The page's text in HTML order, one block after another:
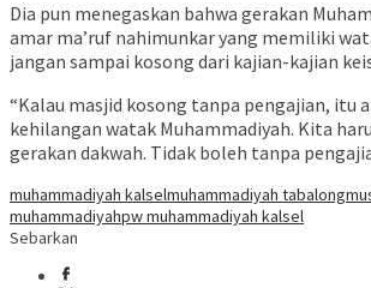
Dia pun menegaskan bahwa gerakan
amar ma’ruf nahimunkar yang memiliki
jangan sampai kosong dari kajian-kajian
“Kalau masjid kosong tanpa pengajian, itu
kehilangan watak Muhammadiyah. Kita
gerakan dakwah. Tidak boleh tanpa
muhammadiyah kalselmuhammadiyah tabalong
muhammadiyahpw muhammadiyah kalsel
Sebarkan